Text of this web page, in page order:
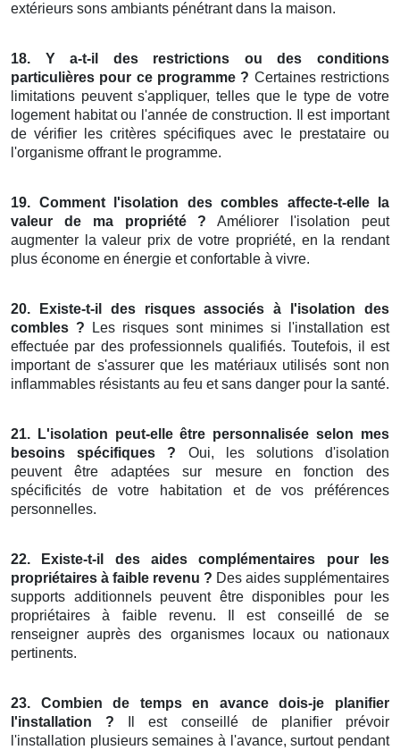
extérieurs sons ambiants pénétrant dans la maison.
18. Y a-t-il des restrictions ou des conditions
particulières pour ce programme ? Certaines restrictions
limitations peuvent s'appliquer, telles que le type de votre
logement habitat ou l'année de construction. Il est important
de vérifier les critères spécifiques avec le prestataire ou
l'organisme offrant le programme.
19. Comment l'isolation des combles affecte-t-elle la
valeur de ma propriété ? Améliorer l'isolation peut
augmenter la valeur prix de votre propriété, en la rendant
plus économe en énergie et confortable à vivre.
20. Existe-t-il des risques associés à l'isolation des
combles ? Les risques sont minimes si l'installation est
effectuée par des professionnels qualifiés. Toutefois, il est
important de s'assurer que les matériaux utilisés sont non
inflammables résistants au feu et sans danger pour la santé.
21. L'isolation peut-elle être personnalisée selon mes
besoins spécifiques ? Oui, les solutions d'isolation
peuvent être adaptées sur mesure en fonction des
spécificités de votre habitation et de vos préférences
personnelles.
22. Existe-t-il des aides complémentaires pour les
propriétaires à faible revenu ? Des aides supplémentaires
supports additionnels peuvent être disponibles pour les
propriétaires à faible revenu. Il est conseillé de se
renseigner auprès des organismes locaux ou nationaux
pertinents.
23. Combien de temps en avance dois-je planifier
l'installation ? Il est conseillé de planifier prévoir
l'installation plusieurs semaines à l'avance, surtout pendant